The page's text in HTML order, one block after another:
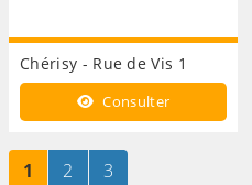
Chérisy - Rue de Vis 1
Consulter
Page
1 sur 3Page
2 sur 3Page
3sur 3